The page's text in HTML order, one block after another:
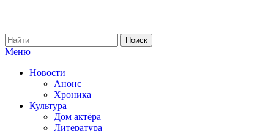
Меню
Новости
Анонс
Хроника
Культура
Дом актёра
Литература